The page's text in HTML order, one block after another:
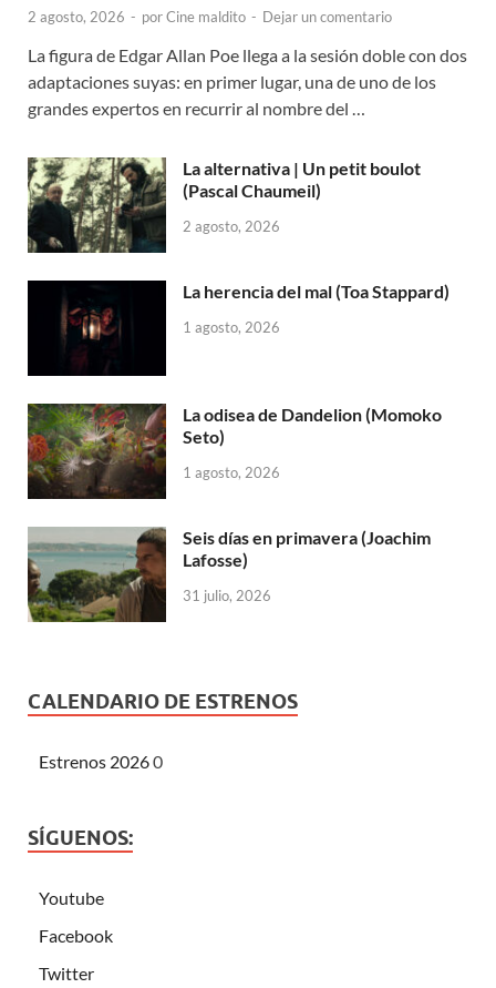
2 agosto, 2026 - porCine maldito - Dejar un comentario
La figura de Edgar Allan Poe llega a la sesión doble con dos
adaptaciones suyas: en primer lugar, una de uno de los
grandes expertos en recurrir al nombre del …
La alternativa | Un petit boulot
(Pascal Chaumeil)
2 agosto, 2026
La herencia del mal (Toa Stappard)
1 agosto, 2026
La odisea de Dandelion (Momoko
Seto)
1 agosto, 2026
Seis días en primavera (Joachim
Lafosse)
31 julio, 2026
CALENDARIO DE ESTRENOS
Estrenos 20260
SÍGUENOS:
Youtube
Facebook
Twitter